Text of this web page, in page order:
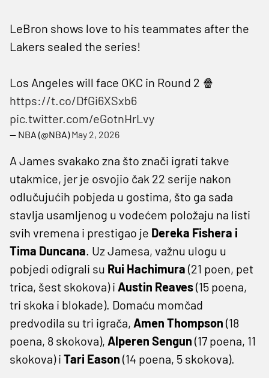
LeBron shows love to his teammates after the
Lakers sealed the series!
Los Angeles will face OKC in Round 2 🍿
https://t.co/DfGi6XSxb6
pic.twitter.com/eGotnHrLvy
— NBA (@NBA)May 2, 2026
A James svakako zna što znači igrati takve
utakmice, jer je osvojio čak 22 serije nakon
odlučujućih pobjeda u gostima, što ga sada
stavlja usamljenog u vodećem položaju na listi
svih vremena i prestigao je Dereka Fishera i
Tima Duncana. Uz Jamesa, važnu ulogu u
pobjedi odigrali su Rui Hachimura (21 poen, pet
trica, šest skokova) i Austin Reaves(15 poena,
tri skoka i blokade). Domaću momčad
predvodila su tri igrača, Amen Thompson (18
poena, 8 skokova), Alperen Sengun (17 poena, 11
skokova) i Tari Eason (14 poena, 5 skokova).